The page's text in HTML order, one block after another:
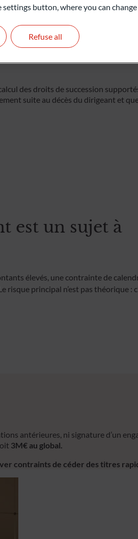
des droits de succession
suite au décès du dirigeant et
est un sujet à
élevés, une contrainte de
principal n’est pas théorique :
antérieures, ni signature d’un
3M€ au global.
contraints de céder des titres
button, where you can
Refuse all